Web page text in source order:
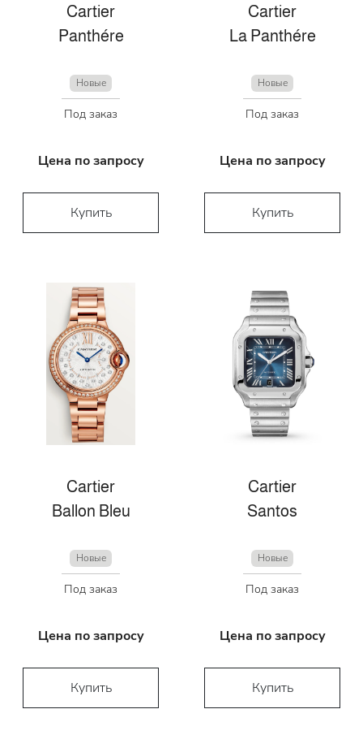
Cartier
Panthére
Новые
Под заказ
Цена по запросу
Купить
Cartier
La Panthére
Новые
Под заказ
Цена по запросу
Купить
Cartier
Ballon Bleu
Новые
Под заказ
Цена по запросу
Купить
Cartier
Santos
Новые
Под заказ
Цена по запросу
Купить